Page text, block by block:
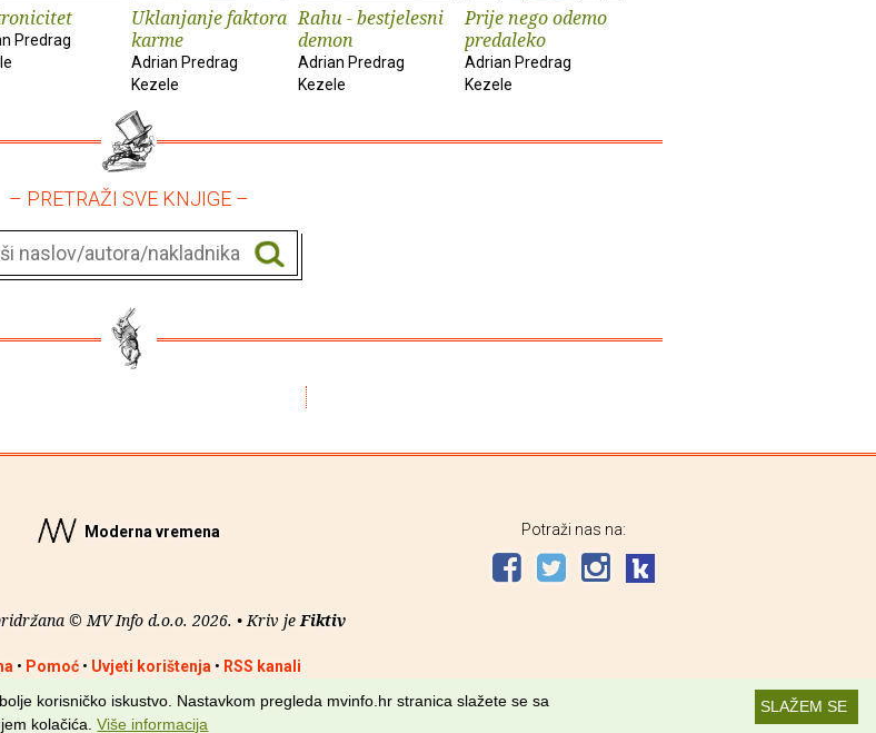
Predrag
Uklanjanje faktora
karme
Adrian Predrag
Kezele
Rahu - bestjelesni
demon
Adrian Predrag
Kezele
Prije nego odemo
predaleko
Adrian Predrag
Kezele
– PRETRAŽI SVE KNJIGE –
Moderna vremena
© MV Info d.o.o. 2026. • Kriv je Fiktiv
• Pomoć• Uvjeti korištenja • RSS kanali
Potraži nas na:
SLAŽEM SE
korisničko iskustvo. Nastavkom pregleda mvinfo.hr stranica slažete se sa
kolačića.Više informacija